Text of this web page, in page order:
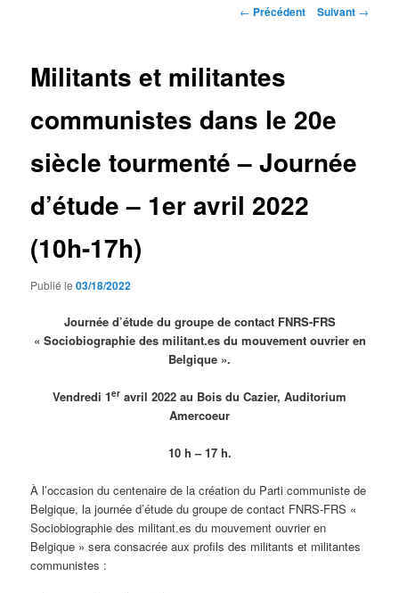
Navigation
← Précédent Suivant →
Militants et militantes
communistes dans le 20e
siècle tourmenté – Journée
d’étude – 1er avril 2022
(10h-17h)
Publié le03/18/2022
Journée d’étude du groupe de contact FNRS-FRS
« Sociobiographie des militant.es du mouvement ouvrier en
Belgique ».
Vendredi 1er avril 2022 au Bois du Cazier, Auditorium
Amercoeur
10 h – 17 h.
À l’occasion du centenaire de la création du Parti communiste de
Belgique, la journée d’étude du groupe de contact FNRS-FRS «
Sociobiographie des militant.es du mouvement ouvrier en
Belgique » sera consacrée aux profils des militants et militantes
communistes :